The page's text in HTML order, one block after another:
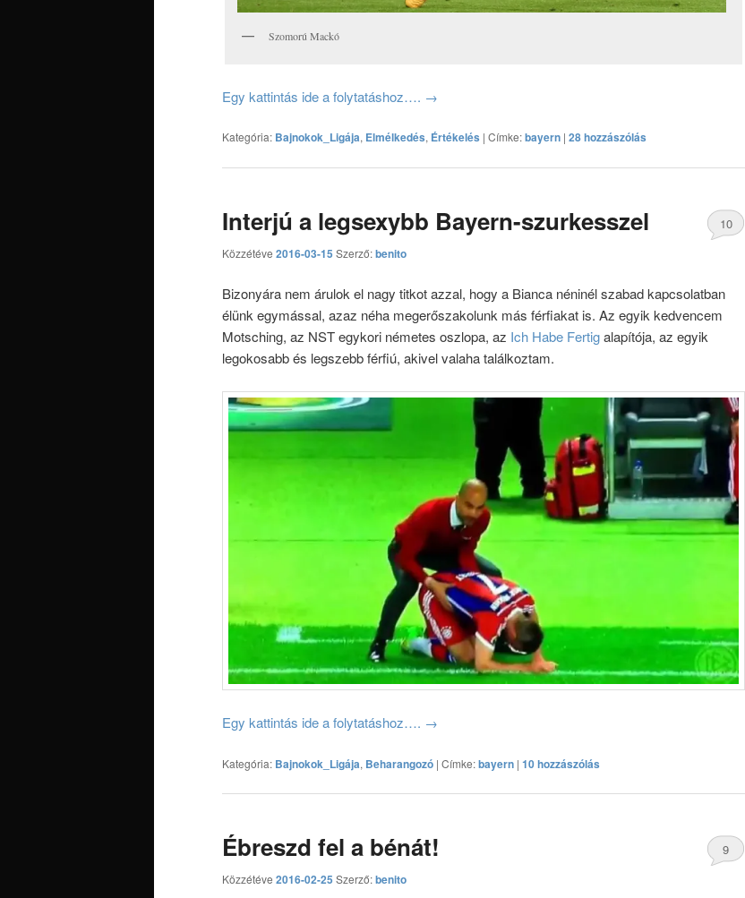
Szomorú Mackó
Egy kattintás ide a folytatáshoz…. →
Kategória: Bajnokok_Ligája, Elmélkedés, Értékelés | Címke:bayern | 28 hozzászólás
Interjú a legsexybb Bayern-szurkesszel
Közzétéve 2016-03-15 Szerző:benito
10
Bizonyára nem árulok el nagy titkot azzal, hogy a Bianca néninél szabad kapcsolatban
élünk egymással, azaz néha megerőszakolunk más férfiakat is. Az egyik kedvencem
Motsching, az NST egykori németes oszlopa, az Ich Habe Fertigalapítója, az egyik
legokosabb és legszebb férfiú, akivel valaha találkoztam.
Egy kattintás ide a folytatáshoz…. →
Kategória: Bajnokok_Ligája, Beharangozó | Címke:bayern | 10 hozzászólás
Ébreszd fel a bénát!
Közzétéve 2016-02-25 Szerző:benito
9